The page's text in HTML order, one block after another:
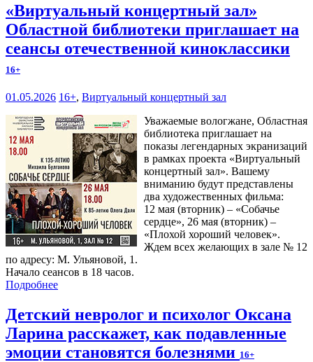
«Виртуальный концертный зал»
Областной библиотеки приглашает на
сеансы отечественной киноклассики
16+
01.05.2026 16+, Виртуальный концертный зал
Уважаемые вологжане, Областная
библиотека приглашает на
показы легендарных экранизаций
в рамках проекта «Виртуальный
концертный зал». Вашему
вниманию будут представлены
два художественных фильма:
12 мая (вторник) – «Собачье
сердце», 26 мая (вторник) –
«Плохой хороший человек».
Ждем всех желающих в зале № 12
по адресу: М. Ульяновой, 1.
Начало сеансов в 18 часов.
Подробнее
Детский невролог и психолог Оксана
Ларина расскажет, как подавленные
эмоции становятся болезнями 16+